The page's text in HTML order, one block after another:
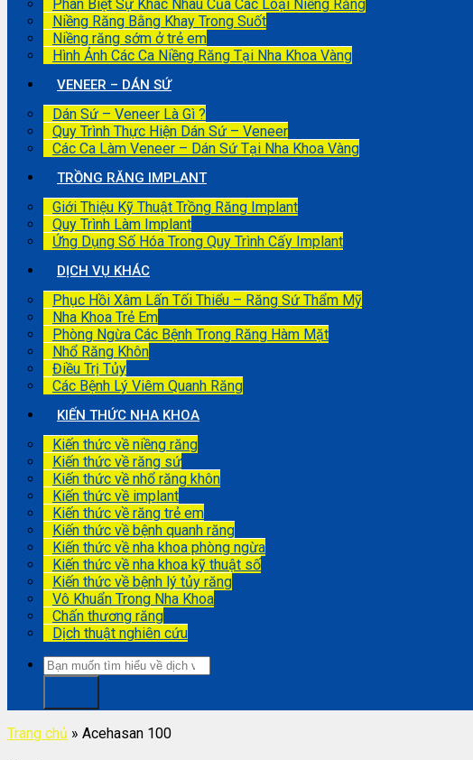
Phân Biệt Sự Khác Nhau Của Các Loại Niềng Răng
Niềng Răng Bằng Khay Trong Suốt
Niềng răng sớm ở trẻ em
Hình Ảnh Các Ca Niềng Răng Tại Nha Khoa Vàng
VENEER – DÁN SỨ
Dán Sứ – Veneer Là Gì ?
Quy Trình Thực Hiện Dán Sứ – Veneer
Các Ca Làm Veneer – Dán Sứ Tại Nha Khoa Vàng
TRỒNG RĂNG IMPLANT
Giới Thiệu Kỹ Thuật Trồng Răng Implant
Quy Trình Làm Implant
Ứng Dụng Số Hóa Trong Quy Trình Cấy Implant
DỊCH VỤ KHÁC
Phục Hồi Xâm Lấn Tối Thiểu – Răng Sứ Thẩm Mỹ
Nha Khoa Trẻ Em
Phòng Ngừa Các Bệnh Trong Răng Hàm Mặt
Nhổ Răng Khôn
Điều Trị Tủy
Các Bệnh Lý Viêm Quanh Răng
KIẾN THỨC NHA KHOA
Kiến thức về niềng răng
Kiến thức về răng sứ
Kiến thức về nhổ răng khôn
Kiến thức về implant
Kiến thức về răng trẻ em
Kiến thức về bệnh quanh răng
Kiến thức về nha khoa phòng ngừa
Kiến thức về nha khoa kỹ thuật số
Kiến thức về bệnh lý tủy răng
Vô Khuẩn Trong Nha Khoa
Chấn thương răng
Dịch thuật nghiên cứu
Trang chủ » Acehasan 100